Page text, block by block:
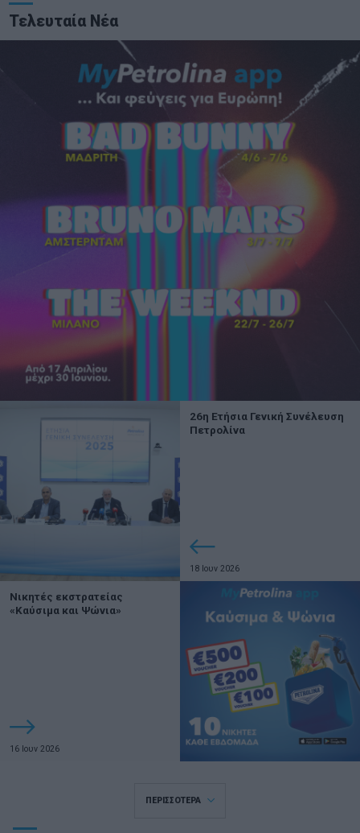
Τελευταία Νέα
26η Ετήσια Γενική Συνέλευση
Πετρολίνα
18 Ιουν 2026
Νικητές εκστρατείας
«Καύσιμα και Ψώνια»
16 Ιουν 2026
ΠΕΡΙΣΣΟΤΕΡΑ